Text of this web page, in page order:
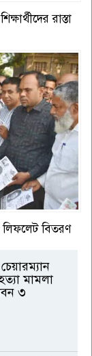
রাস্তা
লিফলেট বিতরণ
মামলা
৩